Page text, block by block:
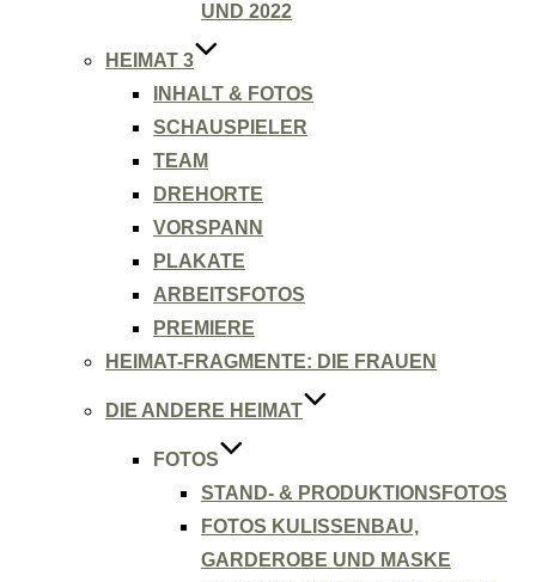
UND 2022
HEIMAT 3
INHALT & FOTOS
SCHAUSPIELER
TEAM
DREHORTE
VORSPANN
PLAKATE
ARBEITSFOTOS
PREMIERE
HEIMAT-FRAGMENTE: DIE FRAUEN
DIE ANDERE HEIMAT
FOTOS
STAND- & PRODUKTIONSFOTOS
FOTOS KULISSENBAU,
GARDEROBE UND MASKE